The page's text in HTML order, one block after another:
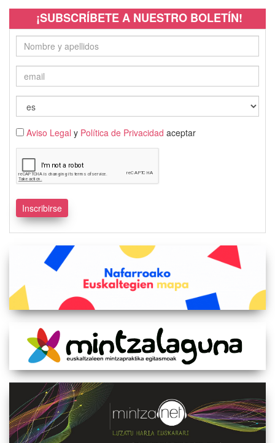
¡SUBSCRÍBETE A NUESTRO BOLETÍN!
Aviso Legal y Política de Privacidad aceptar